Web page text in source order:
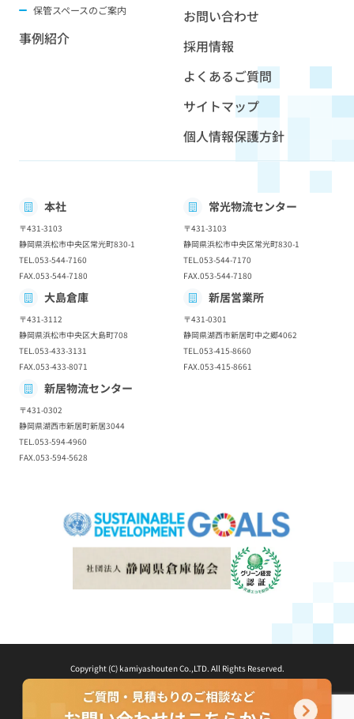
保管スペースのご案内
事例紹介
お問い合わせ
採用情報
よくあるご質問
サイトマップ
個人情報保護方針
本社
〒431-3103
静岡県浜松市中央区常光町830-1
TEL.053-544-7160
FAX.053-544-7180
常光物流センター
〒431-3103
静岡県浜松市中央区常光町830-1
TEL.053-544-7170
FAX.053-544-7180
大島倉庫
〒431-3112
静岡県浜松市中央区大島町708
TEL.053-433-3131
FAX.053-433-8071
新居営業所
〒431-0301
静岡県湖西市新居町中之郷4062
TEL.053-415-8660
FAX.053-415-8661
新居物流センター
〒431-0302
静岡県湖西市新居町新居3044
TEL.053-594-4960
FAX.053-594-5628
Copyright (C) kamiyashouten Co.,LTD. All Rights Reserved.